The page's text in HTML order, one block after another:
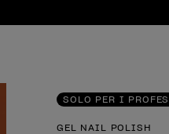
SOLO PER I
GEL NAIL POLISH